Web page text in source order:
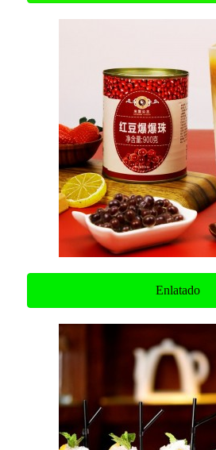
Enlatado